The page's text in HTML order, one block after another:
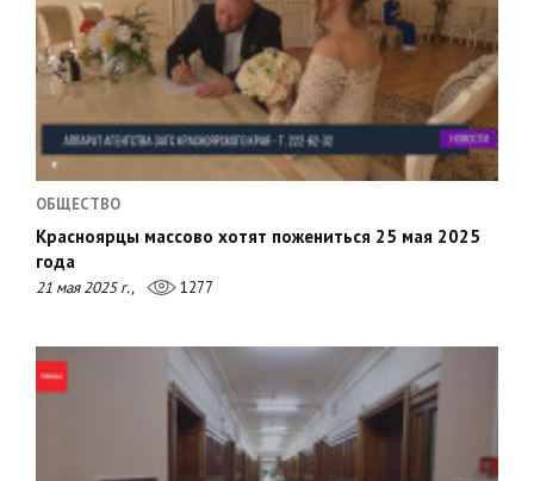
ОБЩЕСТВО
Красноярцы массово хотят пожениться 25 мая 2025
года
21 мая 2025 г., 1277